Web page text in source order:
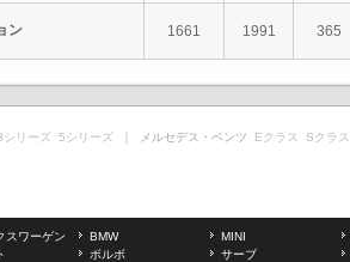
ン 1661 1991 365
シリーズ 5シリーズ ｜ メルセデス・ベンツ Eクラス Sクラス
スワーゲン BMW
MINI
ボルボ
サーブ